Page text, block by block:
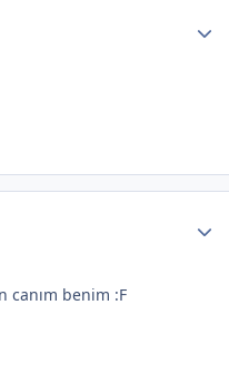
canım benim :F